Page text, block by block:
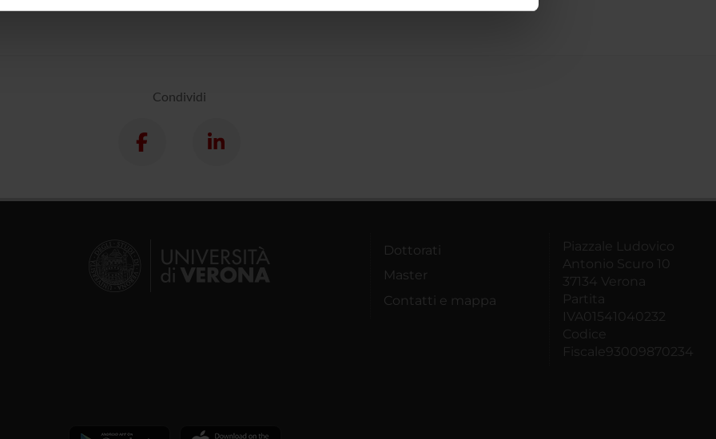
Condividi
Dottorati
Master
Contatti e mappa
Piazzale Ludovico
Antonio Scuro 10
37134 Verona
Partita
IVA01541040232
Codice
Fiscale93009870234